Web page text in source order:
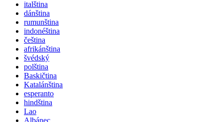
italština
dánština
rumunština
indonéština
čeština
afrikánština
švédský
polština
Baskičtina
Katalánština
esperanto
hindština
Lao